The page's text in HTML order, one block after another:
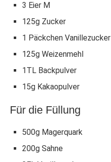
3 Eier M
125g Zucker
1 Päckchen Vanillezucker
125g Weizenmehl
1TL Backpulver
15g Kakaopulver
Für die Füllung
500g Magerquark
200g Sahne